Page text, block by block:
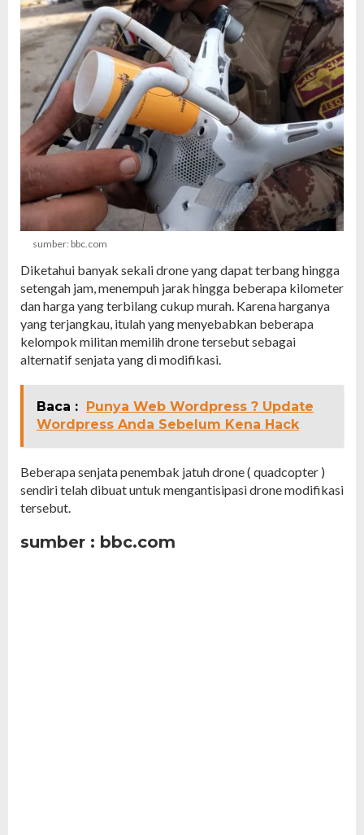
sumber: bbc.com
Diketahui banyak sekali drone yang dapat terbang hingga
setengah jam, menempuh jarak hingga beberapa kilometer
dan harga yang terbilang cukup murah. Karena harganya
yang terjangkau, itulah yang menyebabkan beberapa
kelompok militan memilih drone tersebut sebagai
alternatif senjata yang di modifikasi.
Baca : Punya Web Wordpress ? Update
Wordpress Anda Sebelum Kena Hack
Beberapa senjata penembak jatuh drone ( quadcopter )
sendiri telah dibuat untuk mengantisipasi drone modifikasi
tersebut.
sumber : bbc.com